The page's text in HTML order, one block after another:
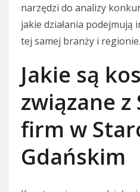
narzędzi do analizy
jakie działania podejmują
tej samej branży i regionie.
Jakie są
związane z
firm w
Gdańskim